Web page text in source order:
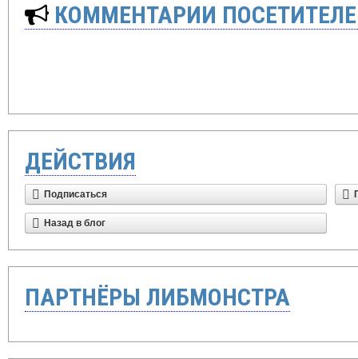
КОММЕНТАРИИ
ДЕЙСТВИЯ
Подписаться
Назад в блог
ПАРТНЁРЫ ЛИБМОНСТРА